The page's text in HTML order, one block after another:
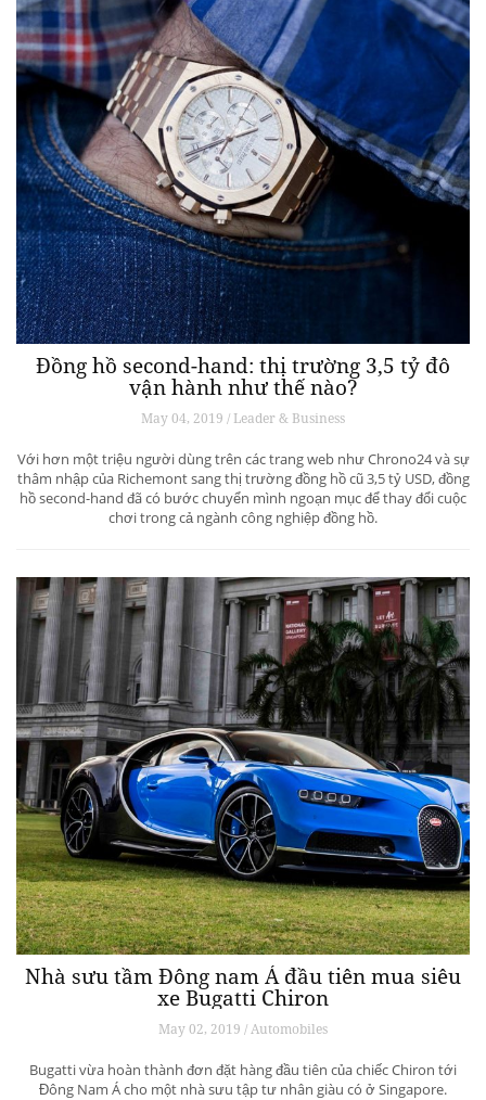
Đồng hồ second-hand: thị trường 3,5 tỷ đô
vận hành như thế nào?
May 04, 2019 / Leader & Business
Với hơn một triệu người dùng trên các trang web như Chrono24 và sự
thâm nhập của Richemont sang thị trường đồng hồ cũ 3,5 tỷ USD, đồng
hồ second-hand đã có bước chuyển mình ngoạn mục để thay đổi cuộc
chơi trong cả ngành công nghiệp đồng hồ.
Nhà sưu tầm Đông nam Á đầu tiên mua siêu
xe Bugatti Chiron
May 02, 2019 / Automobiles
Bugatti vừa hoàn thành đơn đặt hàng đầu tiên của chiếc Chiron tới
Đông Nam Á cho một nhà sưu tập tư nhân giàu có ở Singapore.